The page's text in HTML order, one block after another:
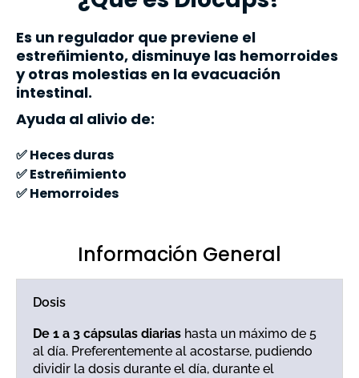
Es un regulador que previene el
estreñimiento, disminuye las hemorroides
y otras molestias en la evacuación
intestinal.
Ayuda al alivio de:
✅ Heces duras
✅ Estreñimiento
✅ Hemorroides
Información General
Dosis
De 1 a 3 cápsulas diarias hasta un máximo de 5
al día. Preferentemente al acostarse, pudiendo
dividir la dosis durante el día, durante el